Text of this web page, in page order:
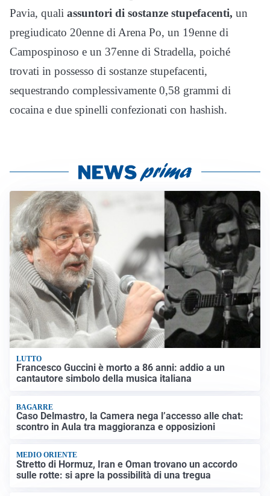
Pavia, quali assuntori di sostanze stupefacenti, un
pregiudicato 20enne di Arena Po, un 19enne di
Campospinoso e un 37enne di Stradella, poiché
trovati in possesso di sostanze stupefacenti,
sequestrando complessivamente 0,58 grammi di
cocaina e due spinelli confezionati con hashish.
LUTTO
Francesco Guccini è morto a 86 anni: addio a un
cantautore simbolo della musica italiana
BAGARRE
Caso Delmastro, la Camera nega l’accesso alle chat:
scontro in Aula tra maggioranza e opposizioni
MEDIO ORIENTE
Stretto di Hormuz, Iran e Oman trovano un accordo
sulle rotte: si apre la possibilità di una tregua